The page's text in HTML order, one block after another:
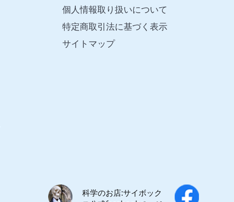
個人情報取り扱いについて
特定商取引法に基づく表示
サイトマップ
科学のお店:サイボック